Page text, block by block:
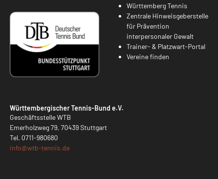
Württemberg Tennis
Zentrale Hinweisgeberstelle
für Prävention
interpersonaler Gewalt
Trainer- & Platzwart-Portal
Vereine finden
Württembergischer Tennis-Bund e.V.
Geschäftsstelle WTB
Emerholzweg 79, 70439 Stuttgart
Tel. 0711-980680
info@wtb-tennis.de